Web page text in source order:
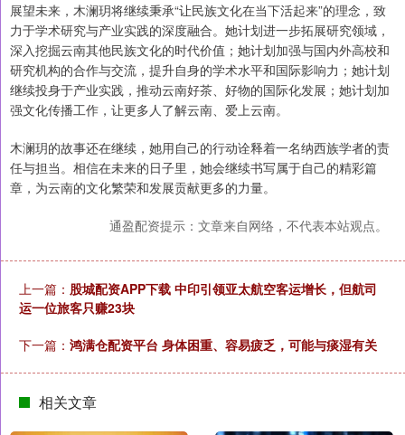
展望未来，木澜玥将继续秉承“让民族文化在当下活起来”的理念，致
力于学术研究与产业实践的深度融合。她计划进一步拓展研究领域，
深入挖掘云南其他民族文化的时代价值；她计划加强与国内外高校和
研究机构的合作与交流，提升自身的学术水平和国际影响力；她计划
继续投身于产业实践，推动云南好茶、好物的国际化发展；她计划加
强文化传播工作，让更多人了解云南、爱上云南。
木澜玥的故事还在继续，她用自己的行动诠释着一名纳西族学者的责
任与担当。相信在未来的日子里，她会继续书写属于自己的精彩篇
章，为云南的文化繁荣和发展贡献更多的力量。
通盈配资提示：文章来自网络，不代表本站观点。
上一篇： 股城配资APP下载 中印引领亚太航空客运增长，但航司
运一位旅客只赚23块
下一篇： 鸿满仓配资平台 身体困重、容易疲乏，可能与痰湿有关
相关文章